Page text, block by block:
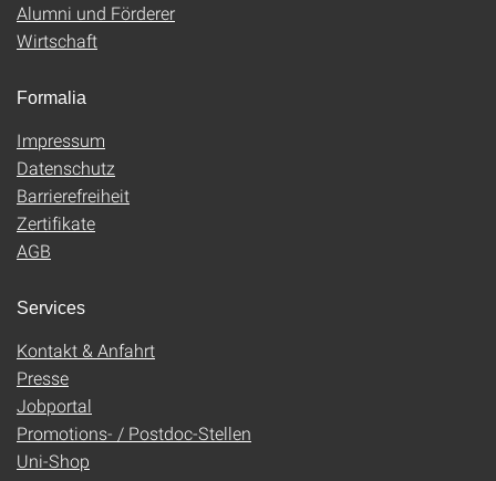
Alumni und Förderer
Wirtschaft
Formalia
Impressum
Datenschutz
Barrierefreiheit
Zertifikate
AGB
Services
Kontakt & Anfahrt
Presse
Jobportal
Promotions- / Postdoc-Stellen
Uni-Shop